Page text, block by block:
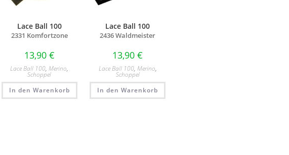
Lace Ball 100
2331 Komfortzone
13,90 €
Lace Ball 100,Merino,
Schoppel
In den Warenkorb
Lace Ball 100
2436 Waldmeister
13,90€
Lace Ball 100, Merino,
Schoppel
In den Warenkorb